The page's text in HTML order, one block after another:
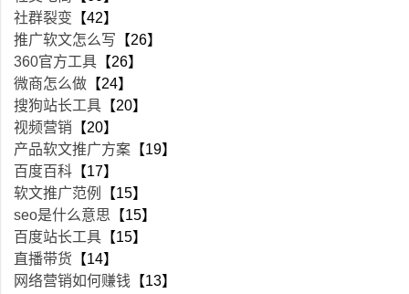
社群裂变 【42】
推广软文怎么写 【26】
360官方工具 【26】
微商怎么做 【24】
搜狗站长工具 【20】
视频营销 【20】
产品软文推广方案 【19】
百度百科 【17】
软文推广范例
【15】
seo是什么意思 【15】
百度站长工具 【15】
直播带货 【14】
网络营销如何赚钱 【13】